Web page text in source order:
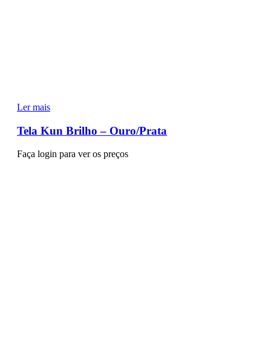
Ler mais
Tela Kun Brilho – Ouro/Prata
Faça login para ver os preços